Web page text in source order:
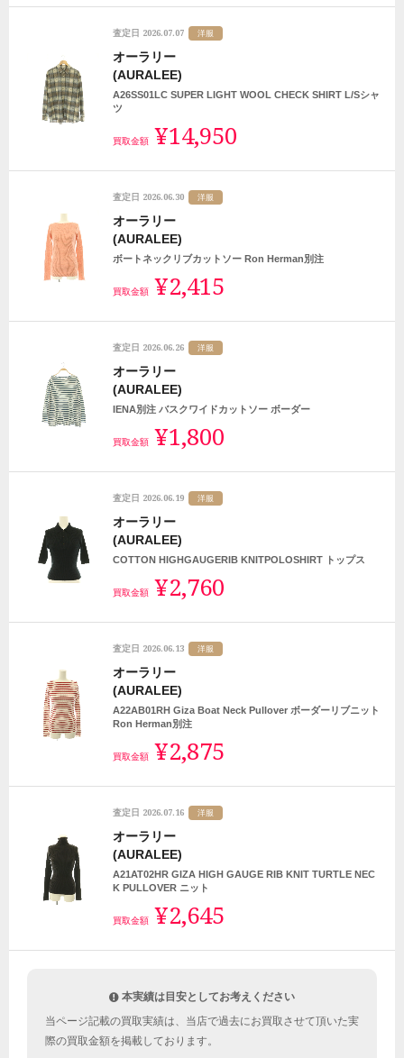
査定日 2026.07.07 洋服
オーラリー
(AURALEE)
A26SS01LC SUPER LIGHT WOOL CHECK SHIRT L/Sシャ
ツ
買取金額 ¥14,950
査定日 2026.06.30 洋服
オーラリー
(AURALEE)
ボートネックリブカットソー Ron Herman別注
買取金額 ¥2,415
査定日 2026.06.26 洋服
オーラリー
(AURALEE)
IENA別注 バスクワイドカットソー ボーダー
買取金額 ¥1,800
査定日 2026.06.19 洋服
オーラリー
(AURALEE)
COTTON HIGHGAUGERIB KNITPOLOSHIRT トップス
買取金額 ¥2,760
査定日 2026.06.13 洋服
オーラリー
(AURALEE)
A22AB01RH Giza Boat Neck Pullover ボーダーリブニット
Ron Herman別注
買取金額 ¥2,875
査定日 2026.07.16 洋服
オーラリー
(AURALEE)
A21AT02HR GIZA HIGH GAUGE RIB KNIT TURTLE NEC
K PULLOVER ニット
買取金額 ¥2,645
本実績は目安としてお考えください
当ページ記載の買取実績は、当店で過去にお買取させて頂いた実
際の買取金額を掲載しております。